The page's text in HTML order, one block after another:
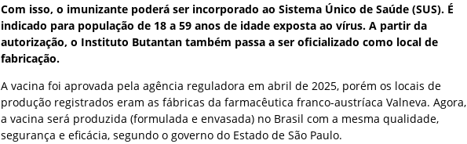
Com isso, o imunizante poderá ser incorporado ao Sistema Único de Saúde (SUS). É
indicado para população de 18 a 59 anos de idade exposta ao vírus. A partir da
autorização, o Instituto Butantan também passa a ser oficializado como local de
fabricação.
A vacina foi aprovada pela agência reguladora em abril de 2025, porém os locais de
produção registrados eram as fábricas da farmacêutica franco-austríaca Valneva. Agora,
a vacina será produzida (formulada e envasada) no Brasil com a mesma qualidade,
segurança e eficácia, segundo o governo do Estado de São Paulo.